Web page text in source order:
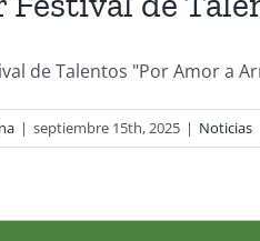
de Talentos "Por Amor a
| septiembre 15th, 2025 | Noticias